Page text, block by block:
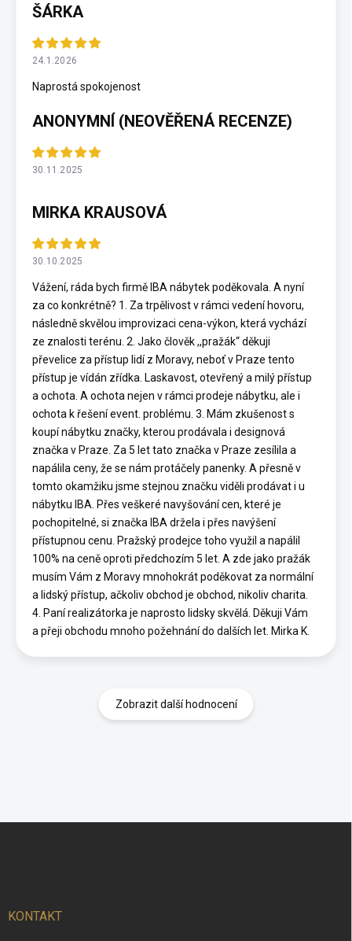
ŠÁRKA
24.1.2026
Naprostá spokojenost
ANONYMNÍ (NEOVĚŘENÁ RECENZE)
30.11.2025
MIRKA KRAUSOVÁ
30.10.2025
Vážení, ráda bych firmě IBA nábytek poděkovala. A nyní
za co konkrétně? 1. Za trpělivost v rámci vedení hovoru,
následně skvělou improvizaci cena-výkon, která vychází
ze znalosti terénu. 2. Jako člověk ,,pražák“ děkuji
převelice za přístup lidí z Moravy, neboť v Praze tento
přístup je vídán zřídka. Laskavost, otevřený a milý přístup
a ochota. A ochota nejen v rámci prodeje nábytku, ale i
ochota k řešení event. problému. 3. Mám zkušenost s
koupí nábytku značky, kterou prodávala i designová
značka v Praze. Za 5 let tato značka v Praze zesílila a
napálila ceny, že se nám protáčely panenky. A přesně v
tomto okamžiku jsme stejnou značku viděli prodávat i u
nábytku IBA. Přes veškeré navyšování cen, které je
pochopitelné, si značka IBA držela i přes navýšení
přístupnou cenu. Pražský prodejce toho využil a napálil
100% na ceně oproti předchozím 5 let. A zde jako pražák
musím Vám z Moravy mnohokrát poděkovat za normální
a lidský přístup, ačkoliv obchod je obchod, nikoliv charita.
4. Paní realizátorka je naprosto lidsky skvělá. Děkuji Vám
a přeji obchodu mnoho požehnání do dalších let. Mirka K.
Zobrazit další hodnocení
KONTAKT